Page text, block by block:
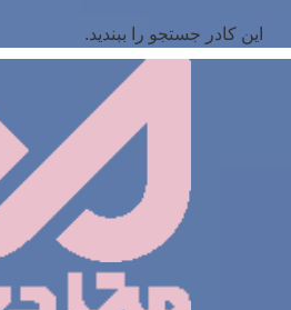
این کادر جستجو را ببندید.